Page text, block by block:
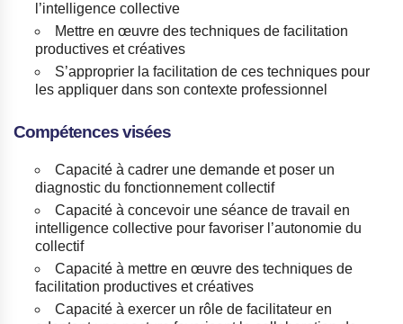
l’intelligence collective
Mettre en œuvre des techniques de facilitation
productives et créatives
S’approprier la facilitation de ces techniques pour
les appliquer dans son contexte professionnel
Compétences visées
Capacité à cadrer une demande et poser un
diagnostic du fonctionnement collectif
Capacité à concevoir une séance de travail en
intelligence collective pour favoriser l’autonomie du
collectif
Capacité à mettre en œuvre des techniques de
facilitation productives et créatives
Capacité à exercer un rôle de facilitateur en